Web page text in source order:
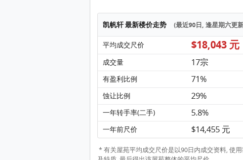
凯帆轩 最新楼价走势 (最近90日, 逢星期六更
平均成交尺价 $18,043 元
成交量 17宗
有盈利比例 71%
蚀让比例 29%
一年转手率(二手) 5.8%
一年前尺价 $14,455 元
* 有关屋苑平均成交尺价是以90日内成交资料, 使